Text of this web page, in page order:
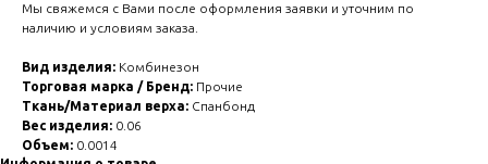
Мы свяжемся с Вами после оформления заявки и уточним по
наличию и условиям заказа.
Вид изделия: Комбинезон
Торговая марка / Бренд: Прочие
Ткань/Материал верха: Спанбонд
Вес изделия: 0.06
Объем: 0.0014